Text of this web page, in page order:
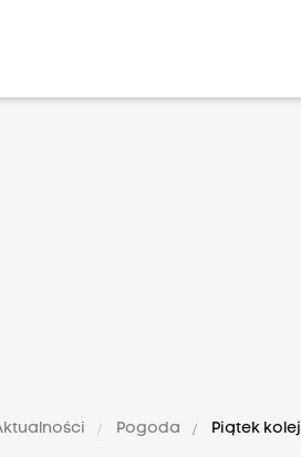
Pogoda Piątek